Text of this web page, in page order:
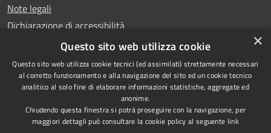
Note legali
Dichiarazione di accessibilità
Whistleblowing
Accessibilità
di Ciampino
×
Questo sito web utilizza cookie
Questo sito web utilizza cookie tecnici (ed assimilati) strettamente necessari
al corretto funzionamento e alla navigazione del sito ed un cookie tecnico
analitico al solo fine di elaborare informazioni statistiche, aggregate ed
anonime.
Chiudendo questa finestra si potrà proseguire con la navigazione, per
maggiori dettagli può consultare la cookie policy al seguente link